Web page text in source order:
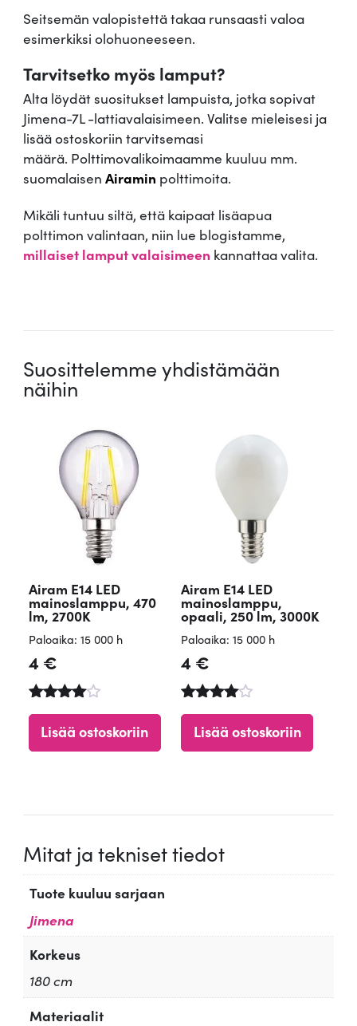
m
ä
ä
ä
Seitsemän valopistettä takaa runsaasti valoa
esimerkiksi olohuoneeseen.
Tarvitsetko myös lamput?
Alta löydät suositukset lampuista, jotka sopivat
Jimena-7L -lattiavalaisimeen. Valitse mieleisesi ja
lisää ostoskoriin tarvitsemasi
määrä. Polttimovalikoimaamme kuuluu mm.
suomalaisen Airamin polttimoita.
Mikäli tuntuu siltä, että kaipaat lisäapua
polttimon valintaan, niin lue blogistamme,
millaiset lamput valaisimeen kannattaa valita.
Suosittelemme yhdistämään
näihin
Airam E14 LED
mainoslamppu, 470
lm, 2700K
Paloaika: 15 000 h
4 €
tuotteesta
4.67
Lisää ostoskoriin
Airam E14 LED
mainoslamppu,
opaali, 250 lm, 3000K
Paloaika: 15 000 h
4 €
tuotteest
4.61
Lisää ostoskoriin
Mitat ja tekniset tiedot
Tuote kuuluu sarjaan
Jimena
Korkeus
180 cm
Materiaalit